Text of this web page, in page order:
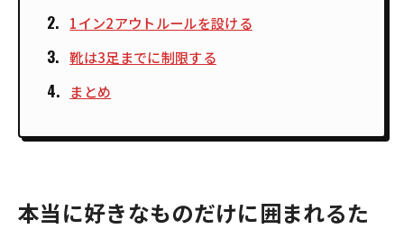
1イン2アウトルールを設ける
靴は3足までに制限する
まとめ
本当に好きなものだけに囲まれるた